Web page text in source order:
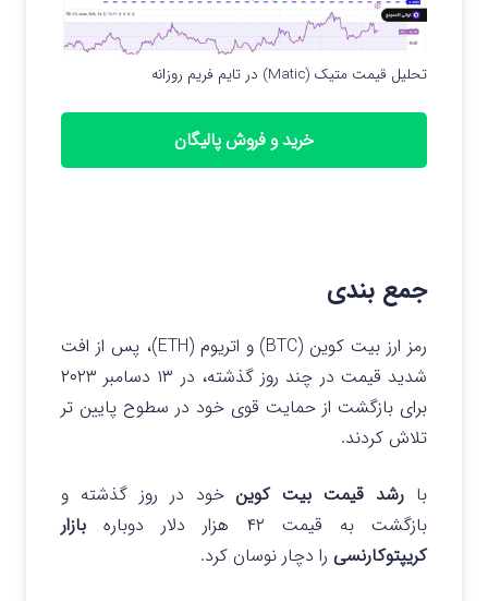
تحلیل قیمت متیک (Matic) در تایم فریم روزانه
خرید و فروش پالیگان
جمع بندی
رمز ارز بیت کوین (BTC) و اتریوم (ETH)، پس از افت
شدید قیمت در چند روز گذشته، در ۱۳ دسامبر ۲۰۲۳
برای بازگشت از حمایت قوی خود در سطوح پایین تر
تلاش کردند.
با رشد قیمت بیت کوینخود در روز گذشته و
بازگشت به قیمت ۴۲ هزار دلار دوباره
بازار
کریپتوکارنسی را دچار نوسان کرد.